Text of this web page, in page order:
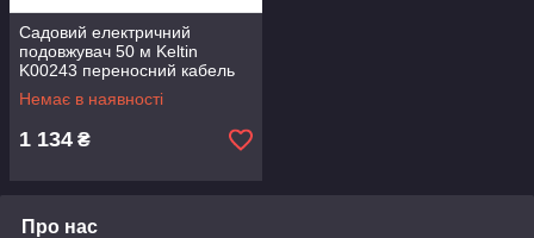
Садовий електричний
подовжувач 50 м Keltin
K00243 переносний кабель
для побутового використання
Немає в наявності
1 134 ₴
Про нас